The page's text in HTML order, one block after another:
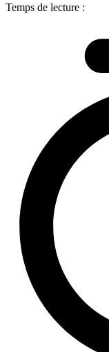
Temps de lecture :